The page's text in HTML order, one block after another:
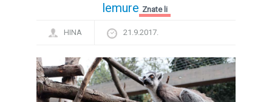
lemure Znate li
HINA 21.9.2017.